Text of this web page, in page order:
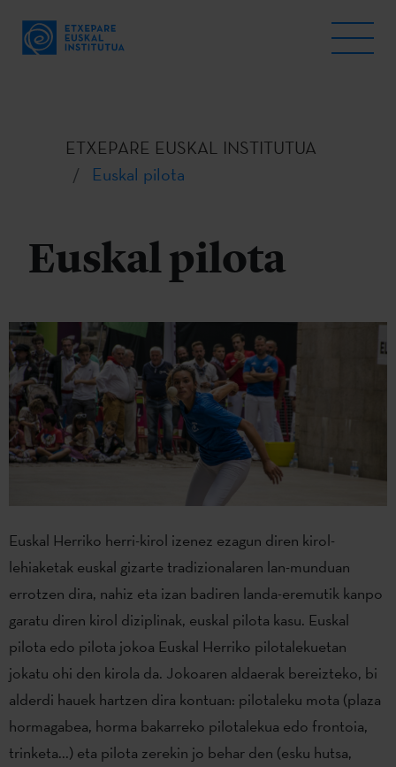
ETXEPARE EUSKAL INSTITUTUA
Euskal pilota
Euskal pilota
Euskal Herriko herri-kirol izenez ezagun diren kirol-
lehiaketak euskal gizarte tradizionalaren lan-munduan
errotzen dira, nahiz eta izan badiren landa-eremutik kanpo
garatu diren kirol diziplinak, euskal pilota kasu. Euskal
pilota edo pilota jokoa Euskal Herriko pilotalekuetan
jokatu ohi den kirola da. Jokoaren aldaerak bereizteko, bi
alderdi hauek hartzen dira kontuan: pilotaleku mota (plaza
hormagabea, horma bakarreko pilotalekua edo frontoia,
trinketa...) eta pilota zerekin jo behar den (esku hutsa,